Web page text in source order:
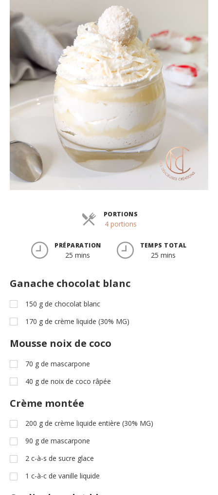
PORTIONS
4 portions
PRÉPARATION
25 mins
TEMPS TOTAL
25 mins
Ganache chocolat blanc
150 g de chocolat blanc
170 g de crème liquide (30% MG)
Mousse noix de coco
70 g de mascarpone
40 g de noix de coco râpée
Crème montée
200 g de crème liquide entière (30% MG)
90 g de mascarpone
2 c-à-s de sucre glace
1 c-à-c de vanille liquide